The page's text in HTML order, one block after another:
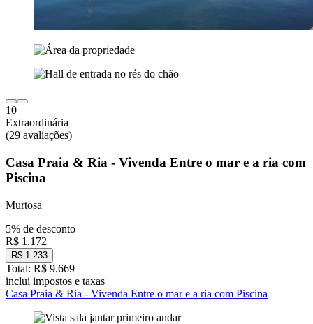
10
Extraordinária
(29 avaliações)
Casa Praia & Ria - Vivenda Entre o mar e a ria com
Piscina
Murtosa
5% de desconto
R$ 1.172
R$ 1.233
Total: R$ 9.669
inclui impostos e taxas
Casa Praia & Ria - Vivenda Entre o mar e a ria com Piscina